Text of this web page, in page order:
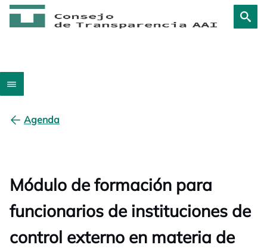
Agenda
Módulo de formación para
funcionarios de instituciones de
control externo en materia de